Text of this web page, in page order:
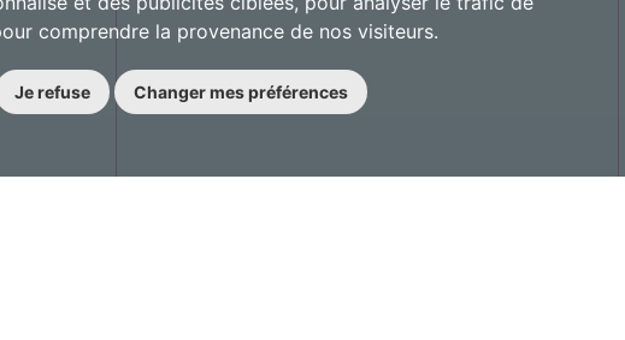
comprendre la provenance de nos visiteurs.
Je refuse Changer mes préférences